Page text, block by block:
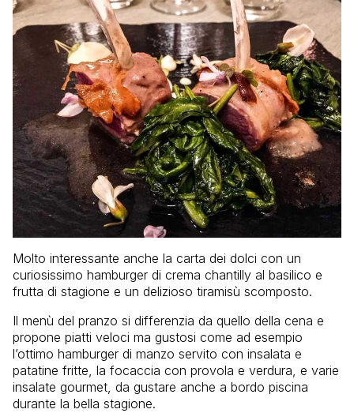
Molto interessante anche la carta dei dolci con un
curiosissimo hamburger di crema chantilly al basilico e
frutta di stagione e un delizioso tiramisù scomposto.
Il menù del pranzo si differenzia da quello della cena e
propone piatti veloci ma gustosi come ad esempio
l’ottimo hamburger di manzo servito con insalata e
patatine fritte, la focaccia con provola e verdura, e varie
insalate gourmet, da gustare anche a bordo piscina
durante la bella stagione.